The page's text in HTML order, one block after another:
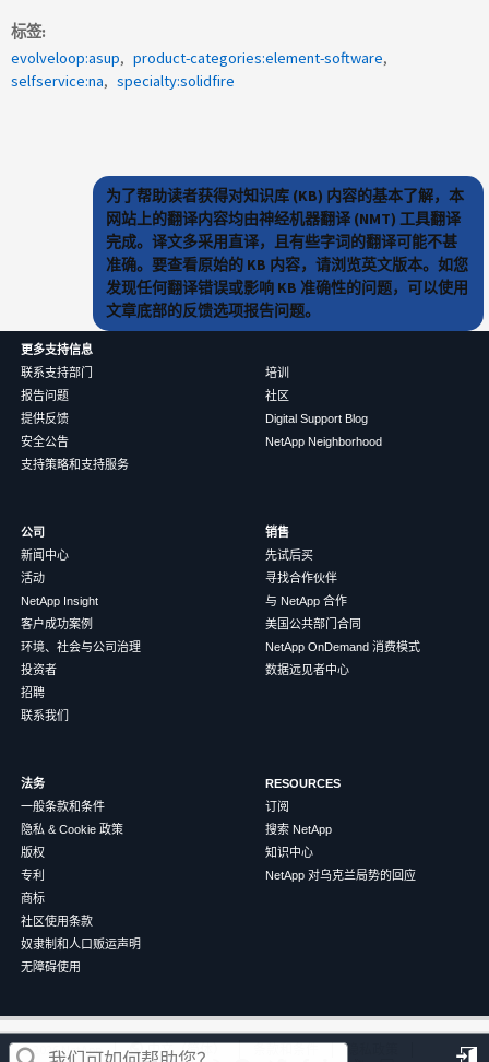
这篇文章对您有帮助吗？
标签
evolveloop:asup
product-categories:element-software
selfservice:na
specialty:solidfire
为了帮助读者获得对知识库 (KB) 内容的基本了解，本
网站上的翻译内容均由神经机器翻译 (NMT) 工具翻译
完成。译文多采用直译，且有些字词的翻译可能不甚
准确。要查看原始的 KB 内容，请浏览英文版本。如您
发现任何翻译错误或影响 KB 准确性的问题，可以使用
文章底部的反馈选项报告问题。
更多支持信息
联系支持部门
报告问题
提供反馈
安全公告
支持策略和支持服务
培训
社区
Digital Support Blog
NetApp Neighborhood
公司
新闻中心
活动
NetApp Insight
客户成功案例
环境、社会与公司治理
投资者
招聘
联系我们
销售
先试后买
寻找合作伙伴
与 NetApp 合作
美国公共部门合同
NetApp OnDemand 消费模式
数据远见者中心
法务
一般条款和条件
隐私 & Cookie 政策
版权
专利
商标
社区使用条款
奴隶制和人口贩运声明
无障碍使用
RESOURCES
订阅
搜索 NetApp
知识中心
NetApp 对乌克兰局势的回应
©2026NetApp 中文（简体） 条款和条件
隐私政策